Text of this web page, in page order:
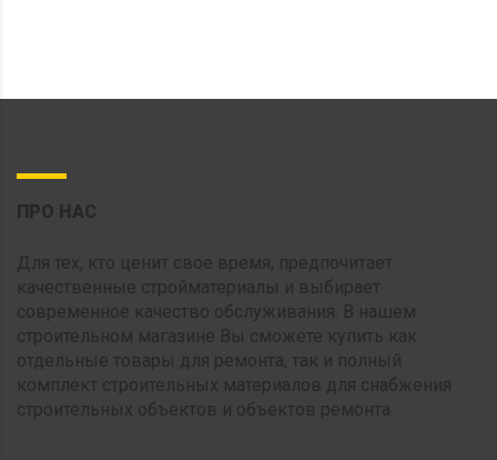
ПРО НАС
Для тех, кто ценит свое время, предпочитает
качественные стройматериалы и выбирает
современное качество обслуживания. В нашем
строительном магазине Вы сможете купить как
отдельные товары для ремонта, так и полный
комплект строительных материалов для снабжения
строительных объектов и объектов ремонта.